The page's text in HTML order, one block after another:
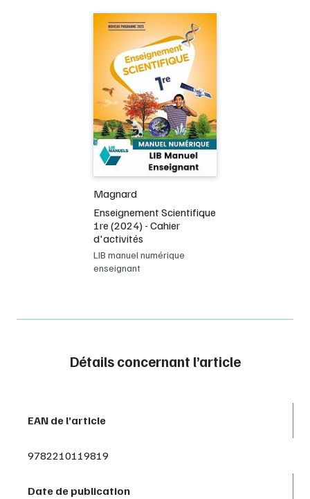
Magnard
Enseignement Scientifique
1re (2024) - Cahier
d'activités
LIB manuel numérique
enseignant
Détails concernant l’article
EAN de l’article
9782210119819
Date de publication